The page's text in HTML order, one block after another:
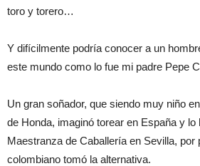
toro y torero…
Y difícilmente podría conocer a un
este mundo como lo fue mi padre Pepe
Un gran soñador, que siendo muy niño
de Honda, imaginó torear en España y lo
Maestranza de Caballería en Sevilla, por
colombiano tomó la alternativa.